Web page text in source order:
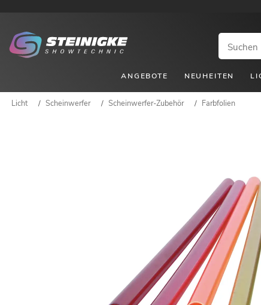
ANGEBOTE NEUHEITEN
Licht / Scheinwerfer / Scheinwerfer-Zubehör / Farbfolien